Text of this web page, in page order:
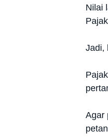
Nilai
Jadi,
Agar